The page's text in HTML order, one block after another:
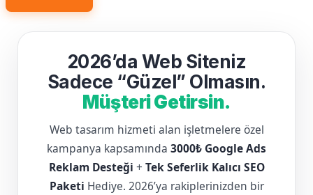
2026’da Web Siteniz
Sadece “Güzel” Olmasın.
Müşteri Getirsin.
Web tasarım hizmeti alan işletmelere özel
kampanya kapsamında 3000₺ Google Ads
Reklam Desteği + Tek Seferlik Kalıcı SEO
Paketi Hediye. 2026’ya rakiplerinizden bir